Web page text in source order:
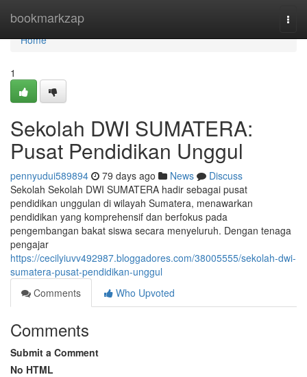
bookmarkzap
Home
Home
1
Sekolah DWI SUMATERA:
Pusat Pendidikan Unggul
pennyudui589894 79 days ago News
Discuss
Sekolah Sekolah DWI SUMATERA hadir sebagai pusat
pendidikan unggulan di wilayah Sumatera, menawarkan
pendidikan yang komprehensif dan berfokus pada
pengembangan bakat siswa secara menyeluruh. Dengan tenaga
pengajar
https://cecilyiuvv492987.bloggadores.com/38005555/sekolah-dwi-
sumatera-pusat-pendidikan-unggul
Comments
Who Upvoted
Comments
Submit a Comment
No HTML